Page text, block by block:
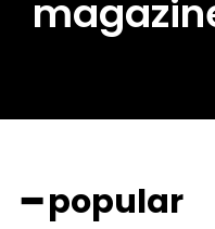
━
━ popular